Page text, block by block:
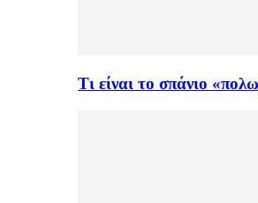
Τι είναι το σπάνιο